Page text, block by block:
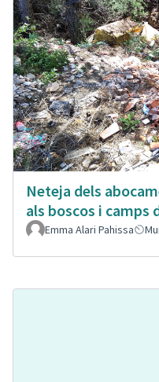
Neteja dels
als boscos i camps
Emma Alari Pahissa